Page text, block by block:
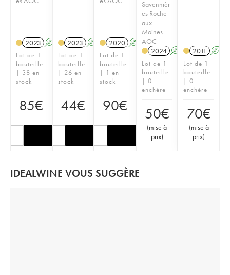
2023 A S
Lot de 1
bouteille
| 38 en
stock
85€
2023 A S
Lot de 1
bouteille
| 26 en
stock
44€
2020 A S
Lot de 1
bouteille
| 1 en
stock
90€
Savennièr
es Roche
aux
Moines
AOC
2024 A S
Lot de 1
bouteille
| 0
enchère
50€
(mise à
prix)
2011 A
Lot de 1
bouteille
| 0
enchère
70€
(mise à
prix)
IDEALWINE VOUS SUGGÈRE